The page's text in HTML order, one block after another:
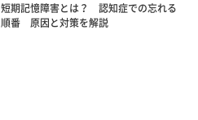
短期記憶障害とは？ 認知症での忘れる
順番 原因と対策を解説